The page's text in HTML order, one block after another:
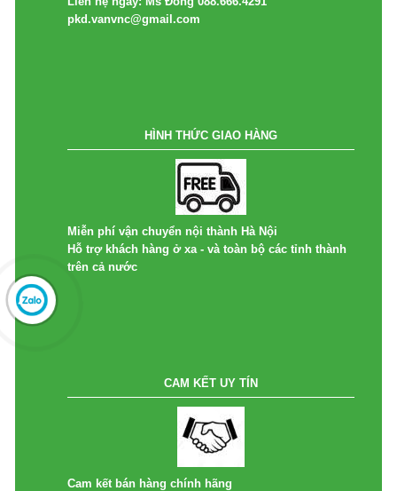
pkd.vanvnc@gmail.com
HÌNH THỨC GIAO HÀNG
Miễn phí vận chuyển nội thành Hà Nội
Hỗ trợ khách hàng ở xa - và toàn bộ các tỉnh thành
trên cả nước
CAM KẾT UY TÍN
Cam kết bán hàng chính hãng